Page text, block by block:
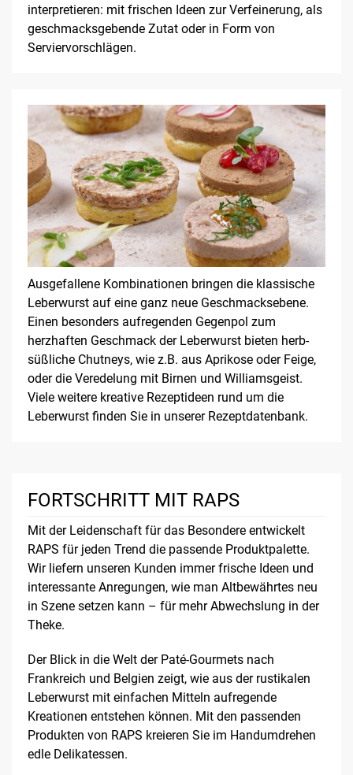
interpretieren: mit frischen Ideen zur Verfeinerung, als
geschmacksgebende Zutat oder in Form von
Serviervorschlägen.
Ausgefallene Kombinationen bringen die klassische
Leberwurst auf eine ganz neue Geschmacksebene.
Einen besonders aufregenden Gegenpol zum
herzhaften Geschmack der Leberwurst bieten herb-
süßliche Chutneys, wie z.B. aus Aprikose oder Feige,
oder die Veredelung mit Birnen und Williamsgeist.
Viele weitere kreative Rezeptideen rund um die
Leberwurst finden Sie in unserer Rezeptdatenbank.
FORTSCHRITT MIT RAPS
Mit der Leidenschaft für das Besondere entwickelt
RAPS für jeden Trend die passende Produktpalette.
Wir liefern unseren Kunden immer frische Ideen und
interessante Anregungen, wie man Altbewährtes neu
in Szene setzen kann – für mehr Abwechslung in der
Theke.
Der Blick in die Welt der Paté-Gourmets nach
Frankreich und Belgien zeigt, wie aus der rustikalen
Leberwurst mit einfachen Mitteln aufregende
Kreationen entstehen können. Mit den passenden
Produkten von RAPS kreieren Sie im Handumdrehen
edle Delikatessen.